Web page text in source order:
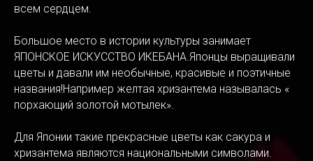
всем сердцем.
Большое место в истории культуры занимает
ЯПОНСКОЕ ИСКУССТВО ИКЕБАНА.Японцы выращивали
цветы и давали им необычные, красивые и поэтичные
названия!Например желтая хризантема называлась «
порхающий золотой мотылек».
Для Японии такие прекрасные цветы как сакура и
хризантема являются национальными символами.